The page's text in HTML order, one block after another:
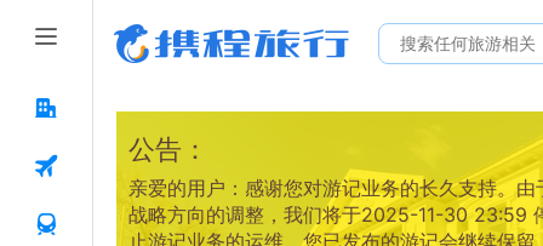
公告：
亲爱的用户：感谢您对游记业务的长久支持。由
战略方向的调整，我们将于2025-11-30 23:59
止游记业务的运维。您已发布的游记会继续保留